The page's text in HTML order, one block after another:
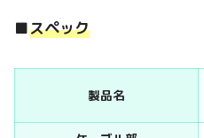
■スペック
製品名